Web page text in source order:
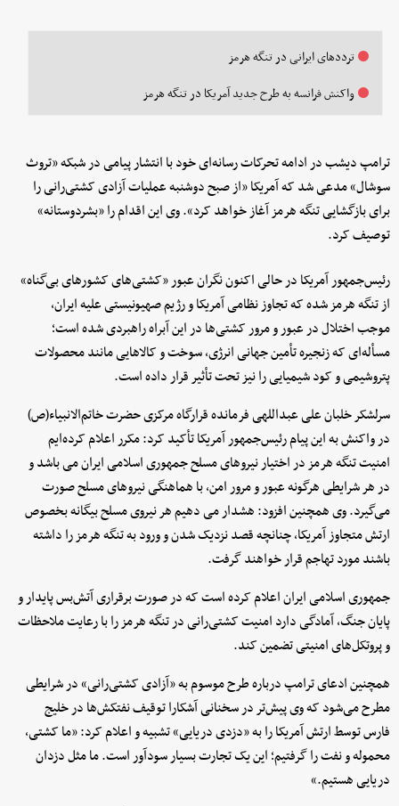
ترددهای ایرانی در تنگه هرمز
واکنش فرانسه به طرح جدید آمریکا در تنگه هرمز
ترامپ دیشب در ادامه تحرکات رسانه‌ای خود با انتشار پیامی در شبکه «تروث
سوشال» مدعی شد که آمریکا «از صبح دوشنبه عملیات آزادی کشتی‌رانی را
برای بازگشایی تنگه هرمز آغاز خواهد کرد». وی این اقدام را «بشردوستانه»
توصیف کرد.
رئیس‌جمهور آمریکا در حالی اکنون نگران عبور «کشتی‌های کشورهای بی‌گناه»
از تنگه هرمز شده که تجاوز نظامی آمریکا و رژیم صهیونیستی علیه ایران،
موجب اختلال در عبور و مرور کشتی‌ها در این آبراه راهبردی شده است؛
مسأله‌ای که زنجیره تأمین جهانی انرژی، سوخت و کالاهایی مانند محصولات
پتروشیمی و کود شیمیایی را نیز تحت تأثیر قرار داده است.
سرلشکر خلبان علی عبداللهی فرمانده قرارگاه مرکزی حضرت خاتم‌الانبیاء(ص)
در واکنش به این پیام رئیس‌جمهور آمریکا تأکید کرد: مکرر اعلام کرده‌ایم
امنیت تنگه هرمز در اختیار نیروهای مسلح جمهوری اسلامی ایران می باشد و
در هر شرایطی هرگونه عبور و مرور امن، با هماهنگی نیروهای مسلح صورت
می‌گیرد. وی همچنین افزود: هشدار می دهیم هر نیروی مسلح بیگانه بخصوص
ارتش متجاوز آمریکا، چنانچه قصد نزدیک شدن و ورود به تنگه هرمز را داشته
باشند مورد تهاجم قرار خواهند گرفت.
جمهوری اسلامی ایران اعلام کرده است که در صورت برقراری آتش‌بس پایدار و
پایان جنگ، آمادگی دارد امنیت کشتی‌رانی در تنگه هرمز را با رعایت ملاحظات
و پروتکل‌های امنیتی تضمین کند.
همچنین ادعای ترامپ درباره طرح موسوم به «آزادی کشتی‌رانی» در شرایطی
مطرح می‌شود که وی پیش‌تر در سخنانی آشکارا توقیف نفتکش‌ها در خلیج
فارس توسط ارتش آمریکا را به «دزدی دریایی» تشبیه و اعلام کرد: «ما کشتی،
محموله و نفت را گرفتیم؛ این یک تجارت بسیار سودآور است. ما مثل دزدان
دریایی هستیم.»